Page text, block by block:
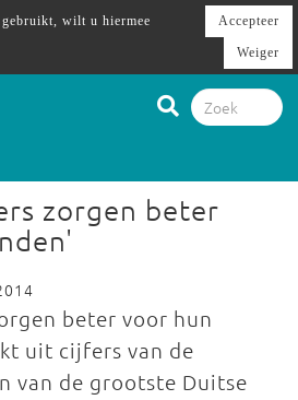
zorgen beter
beter voor hun
uit cijfers van de
van de grootste Duitse
wilt u hiermee
Accepteer
Weiger